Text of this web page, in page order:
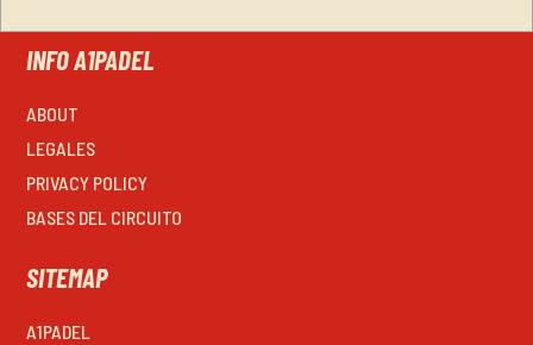
INFO A1PADEL
ABOUT
LEGALES
PRIVACY POLICY
BASES DEL CIRCUITO
SITEMAP
A1PADEL